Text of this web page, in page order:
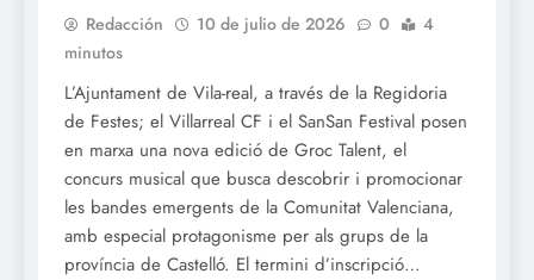
Redacción 10 de julio de 2026 0
4
minutos
L’Ajuntament de Vila-real, a través de la Regidoria
de Festes; el Villarreal CF i el SanSan Festival posen
en marxa una nova edició de Groc Talent, el
concurs musical que busca descobrir i promocionar
les bandes emergents de la Comunitat Valenciana,
amb especial protagonisme per als grups de la
província de Castelló. El termini d’inscripció…